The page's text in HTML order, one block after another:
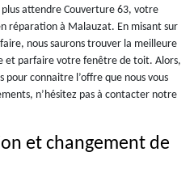
plus attendre Couverture 63, votre
réparation à Malauzat. En misant sur
nous saurons trouver la meilleure
et parfaire votre fenêtre de toit. Alors,
pour connaitre l’offre que nous vous
n’hésitez pas à contacter notre
et changement de